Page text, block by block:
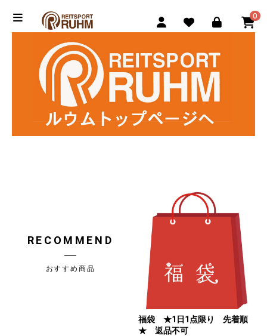
0
RECOMMEND
おすすめ商品
福袋 ★1日1点限り 先着順
★ 返品不可